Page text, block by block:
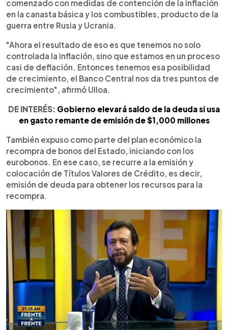
comenzado con medidas de contención de la inflación
en la canasta básica y los combustibles, producto de la
guerra entre Rusia y Ucrania.
"Ahora el resultado de eso es que tenemos no solo
controlada la inflación, sino que estamos en un proceso
casi de deflación. Entonces tenemos esa posibilidad
de crecimiento, el Banco Central nos da tres puntos de
crecimiento", afirmó Ulloa.
DE INTERÉS: Gobierno elevará saldo de la deuda si usa
en gasto remante de emisión de $1,000 millones
También expuso como parte del plan económico la
recompra de bonos del Estado, iniciando con los
eurobonos. En ese caso, se recurre a la emisión y
colocación de Títulos Valores de Crédito, es decir,
emisión de deuda para obtener los recursos para la
recompra.